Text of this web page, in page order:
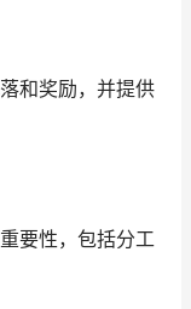
和奖励，并提供
要性，包括分工